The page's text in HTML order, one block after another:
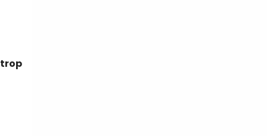
trop